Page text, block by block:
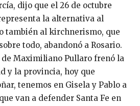
dijo que el 26 de octubre
la alternativa al
también al kirchnerismo, que
todo, abandonó a Rosario.
Maximiliano Pullaro frenó la
y la provincia, hoy que
tenemos en Gisela y Pablo a
van a defender Santa Fe en